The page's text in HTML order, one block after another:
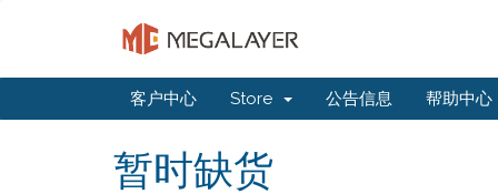
客户中心 Store 公告信息 帮助中心
暂时缺货